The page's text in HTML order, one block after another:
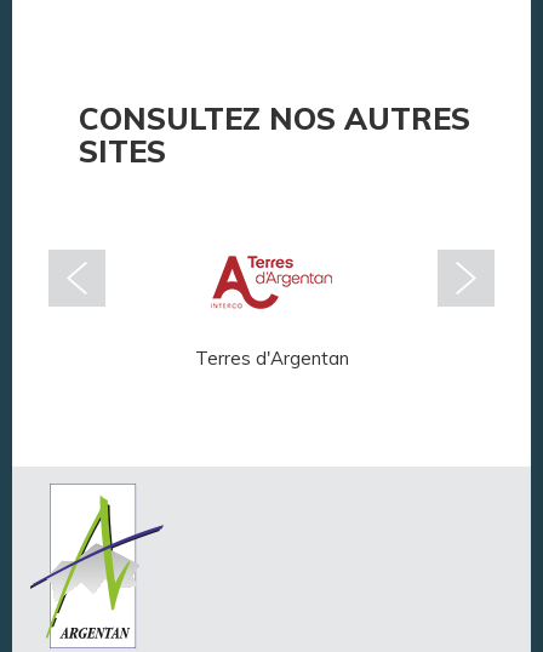
CONSULTEZ NOS AUTRES
SITES
Terres d'Argentan